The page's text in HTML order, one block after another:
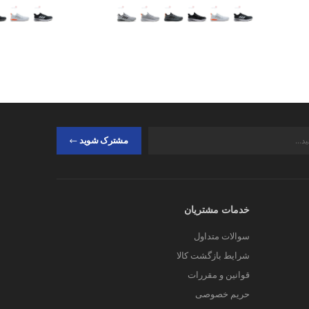
مشترک شوید
خدمات مشتریان
سوالات متداول
شرایط بازگشت کالا
قوانین و مقررات
حریم خصوصی